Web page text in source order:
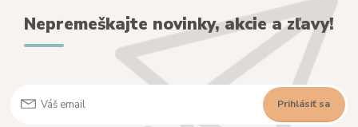
Nepremeškajte novinky, akcie a zľavy!
Prihlásiť sa